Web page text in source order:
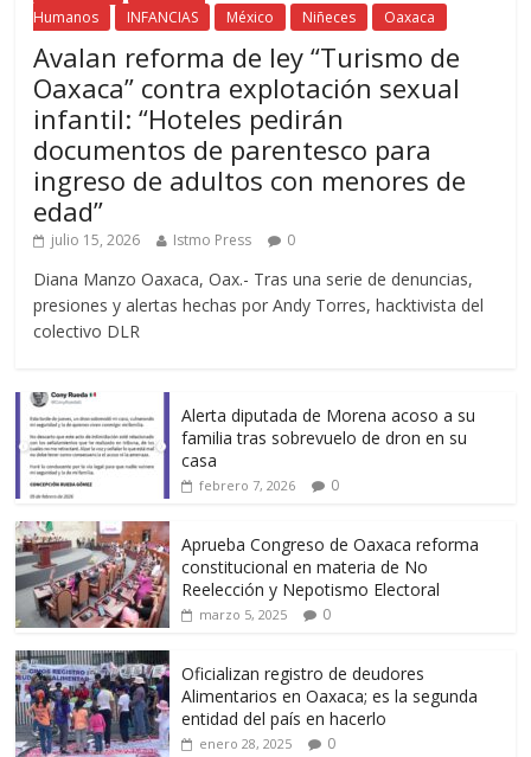
Humanos
INFANCIAS México Niñeces Oaxaca
Avalan reforma de ley “Turismo de
Oaxaca” contra explotación sexual
infantil: “Hoteles pedirán
documentos de parentesco para
ingreso de adultos con menores de
edad”
julio 15, 2026 Istmo Press 0
Diana Manzo Oaxaca, Oax.- Tras una serie de denuncias,
presiones y alertas hechas por Andy Torres, hacktivista del
colectivo DLR
Alerta diputada de Morena acoso a su
familia tras sobrevuelo de dron en su
casa
febrero 7, 2026 0
Aprueba Congreso de Oaxaca reforma
constitucional en materia de No
Reelección y Nepotismo Electoral
marzo 5, 2025 0
Oficializan registro de deudores
Alimentarios en Oaxaca; es la segunda
entidad del país en hacerlo
enero 28, 2025 0